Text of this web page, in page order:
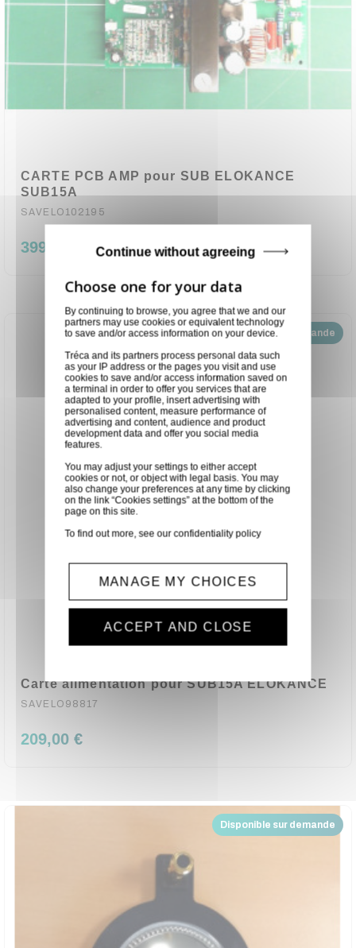
CARTE PCB AMP pour SUB ELOKANCE
SUB15A
SAVELO102195
399,00 €
Disponible sur demande
Carte alimentation pour SUB15A ELOKANCE
SAVELO98817
209,00 €
Disponible sur demande
By continuing to browse, you agree that we and our
partners may use cookies or equivalent technology
to save and/or access information on your device.
Tréca and its partners process personal data such
as your IP address or the pages you visit and use
cookies to save and/or access information saved on
a terminal in order to offer you services that are
adapted to your profile, insert advertising with
personalised content, measure performance of
advertising and content, audience and product
development data and offer you social media
features.
You may adjust your settings to either accept
cookies or not, or object with legal basis. You may
also change your preferences at any time by clicking
on the link “Cookies settings” at the bottom of the
page on this site.
To find out more, see ourconfidentiality policy
Continue without agreeing
MANAGE MY CHOICES
ACCEPT AND CLOSE